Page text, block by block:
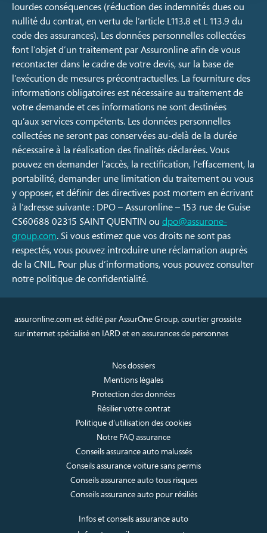
lourdes conséquences (réduction des indemnités dues ou
nullité du contrat, en vertu de l’article L113.8 et L 113.9 du
code des assurances). Les données personnelles collectées
font l’objet d’un traitement par Assuronline afin de vous
recontacter dans le cadre de votre devis, sur la base de
l’exécution de mesures précontractuelles. La fourniture des
informations obligatoires est nécessaire au traitement de
votre demande et ces informations ne sont destinées
qu’aux services compétents. Les données personnelles
collectées ne seront pas conservées au-delà de la durée
nécessaire à la réalisation des finalités déclarées. Vous
pouvez en demander l’accès, la rectification, l’effacement, la
portabilité, demander une limitation du traitement ou vous
y opposer, et définir des directives post mortem en écrivant
à l’adresse suivante : DPO – Assuronline – 153 rue de Guise
CS60688 02315 SAINT QUENTIN ou dpo@assurone-
group.com. Si vous estimez que vos droits ne sont pas
respectés, vous pouvez introduire une réclamation auprès
de la CNIL. Pour plus d’informations, vous pouvez consulter
notre politique de confidentialité.
assuronline.com est édité par AssurOne Group, courtier grossiste
sur internet spécialisé en IARD et en assurances de personnes
Nos dossiers
Mentions légales
Protection des données
Résilier votre contrat
Politique d’utilisation des cookies
Notre FAQ assurance
Conseils assurance auto malussés
Conseils assurance voiture sans permis
Conseils assurance auto tous risques
Conseils assurance auto pour résiliés
Infos et conseils assurance auto